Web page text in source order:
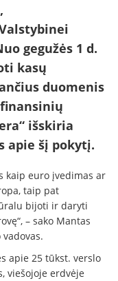
gegužės 1 d.
kasų
duomenis
išskiria
apie šį pokytį.
kaip euro įvedimas ar
taip pat
bijoti ir daryti
– sako Mantas
vadovas.
apie 25 tūkst. verslo
viešojoje erdvėje